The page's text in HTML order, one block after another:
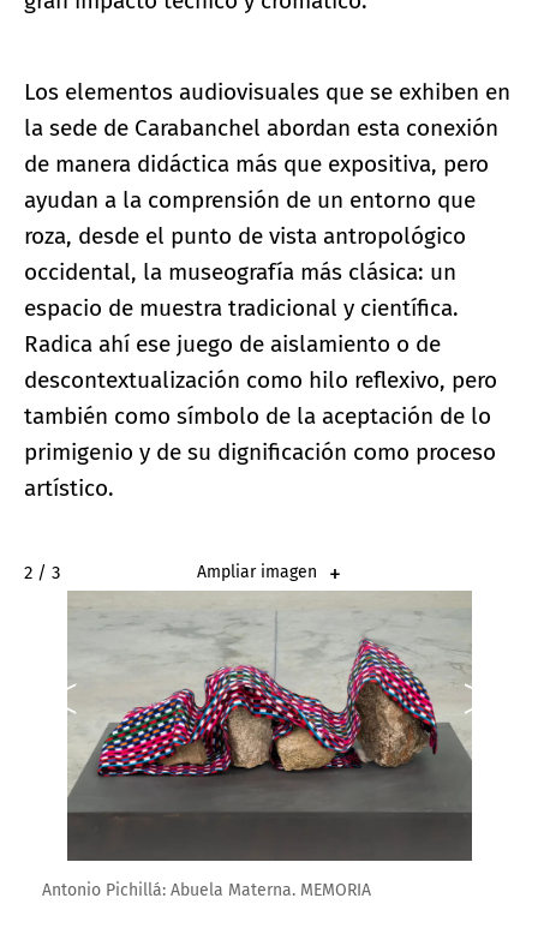
Los elementos audiovisuales que se exhiben en
la sede de Carabanchel abordan esta conexión
de manera didáctica más que expositiva, pero
ayudan a la comprensión de un entorno que
roza, desde el punto de vista antropológico
occidental, la museografía más clásica: un
espacio de muestra tradicional y científica.
Radica ahí ese juego de aislamiento o de
descontextualización como hilo reflexivo, pero
también como símbolo de la aceptación de lo
primigenio y de su dignificación como proceso
artístico.
2 / 3 Ampliar imagen
Antonio Pichillá: Abuela Materna. MEMORIA